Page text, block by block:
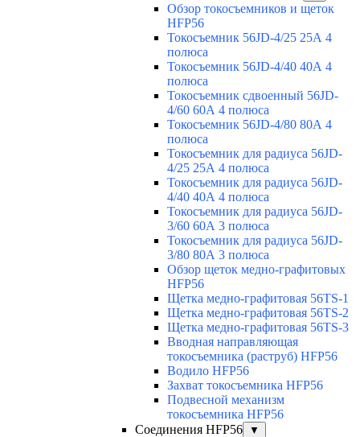
Обзор токосъемников и щеток
HFP56
Токосъемник 56JD-4/25 25А 4
полюса
Токосъемник 56JD-4/40 40А 4
полюса
Токосъемник сдвоенный 56JD-
4/60 60А 4 полюса
Токосъемник 56JD-4/80 80А 4
полюса
Токосъемник для радиуса 56JD-
4/25 25А 4 полюса
Токосъемник для радиуса 56JD-
4/40 40А 4 полюса
Токосъемник для радиуса 56JD-
3/60 60А 3 полюса
Токосъемник для радиуса 56JD-
3/80 80А 3 полюса
Обзор щеток медно-графитовых
HFP56
Щетка медно-графитовая 56TS-1
Щетка медно-графитовая 56TS-2
Щетка медно-графитовая 56TS-3
Вводная направляющая
токосъемника (раструб) HFP56
Водило HFP56
Захват токосъемника HFP56
Подвесной механизм
токосъемника HFP56
Соединения HFP56
▼